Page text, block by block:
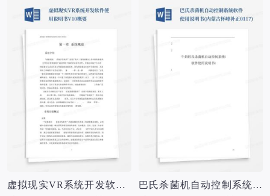
虚拟现实VR系统开发软件使用说明书V10概要
巴氏杀菌机自动控制系统-软件使用说明书(内蒙古怀峰-补正0117)